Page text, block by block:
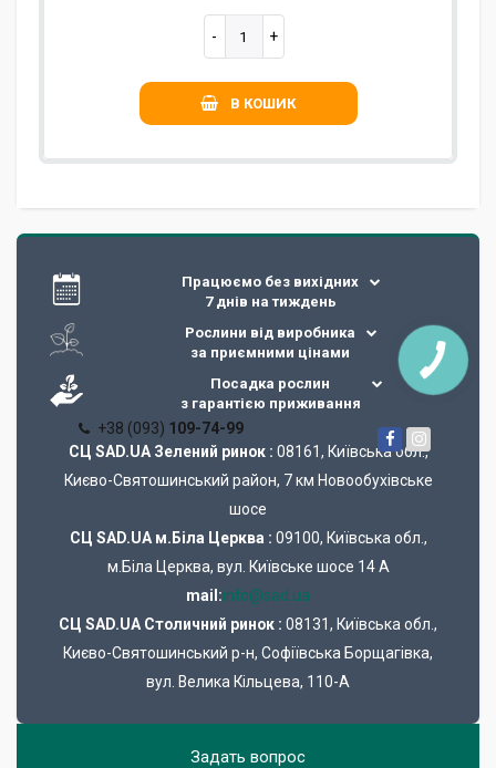
В КОШИК
Працюємо без вихідних
7 днів на тиждень
Рослини від виробника
за приємними цінами
Посадка рослин
з гарантією приживання
+38 (093) 109-74-99
СЦ SAD.UA Зелений ринок : 08161, Київська обл.,
Києво-Святошинський район, 7 км Новообухівське
шосе
СЦ SAD.UA м.Біла Церква : 09100, Київська обл.,
м.Біла Церква, вул. Київське шосе 14 А
mail:info@sad.ua
СЦ SAD.UA Cтоличний ринок : 08131, Київська обл.,
Києво-Святошинський р-н, Софіївська Борщагівка,
вул. Велика Кільцева, 110-А
Задать вопрос